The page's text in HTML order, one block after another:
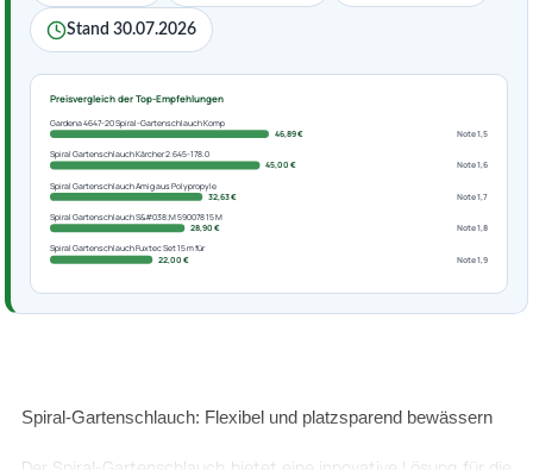
Stand 30.07.2026
Preisvergleich der Top-Empfehlungen
Gardena 4647-20 Spiral-Gartenschlauch Komp
46,89 €
Note 1,5
Spiral Gartenschlauch Kärcher 2.645-178.0
45,00 €
Note 1,6
Spiral Gartenschlauch Amig aus Polypropyle
32,63 €
Note 1,7
Spiral Gartenschlauch S&#038;M 590078 15 M
28,90 €
Note 1,8
Spiral Gartenschlauch Fuxtec Set 15 m für
22,00 €
Note 1,9
Spiral-Gartenschlauch: Flexibel und platzsparend bewässern